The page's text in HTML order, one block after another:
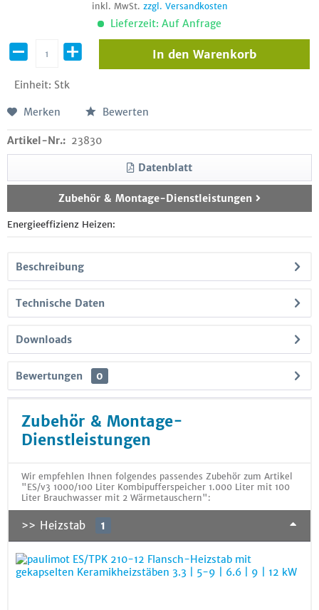
inkl. MwSt. zzgl. Versandkosten
Lieferzeit: Auf Anfrage
Einheit: Stk
In den Warenkorb
Merken Bewerten
Artikel-Nr.: 23830
Datenblatt
Zubehör & Montage-Dienstleistungen
Energieeffizienz Heizen:
Beschreibung
Technische Daten
Downloads
Bewertungen 0
Zubehör & Montage-
Dienstleistungen
Wir empfehlen Ihnen folgendes passendes Zubehör zum Artikel
"ES/v3 1000/100 Liter Kombipufferspeicher 1.000 Liter mit 100
Liter Brauchwasser mit 2 Wärmetauschern":
>> Heizstab 1